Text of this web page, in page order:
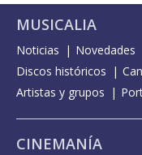
MUSICALIA
Noticias Novedades
Discos históricos
Artistas y grupos
CINEMANÍA